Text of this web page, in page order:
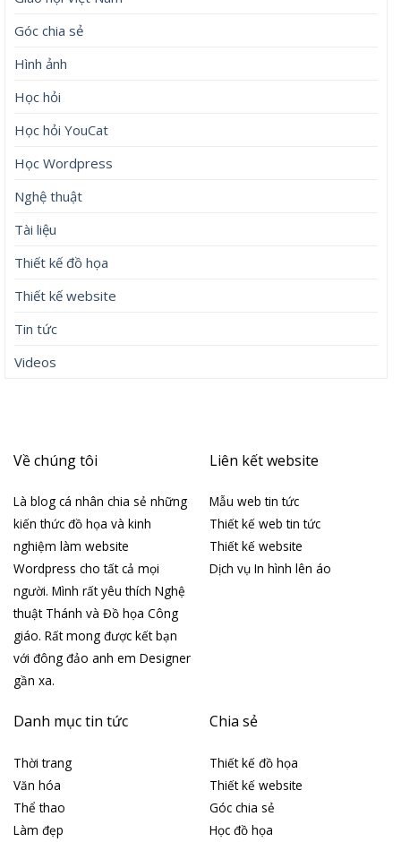
Góc chia sẻ
Hình ảnh
Học hỏi
Học hỏi YouCat
Học Wordpress
Nghệ thuật
Tài liệu
Thiết kế đồ họa
Thiết kế website
Tin tức
Videos
Về chúng tôi
Là blog cá nhân chia sẻ những
kiến thức đồ họa và kinh
nghiệm làm website
Wordpress cho tất cả mọi
người. Mình rất yêu thích Nghệ
thuật Thánh và Đồ họa Công
giáo. Rất mong được kết bạn
với đông đảo anh em Designer
gần xa.
Liên kết website
Mẫu web tin tức
Thiết kế web tin tức
Thiết kế website
Dịch vụ In hình lên áo
Danh mục tin tức
Thời trang
Văn hóa
Thể thao
Làm đẹp
Chia sẻ
Thiết kế đồ họa
Thiết kế website
Góc chia sẻ
Học đồ họa